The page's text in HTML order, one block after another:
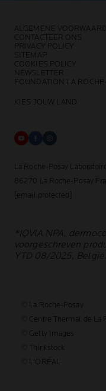
ALGEMENE
CONTACTEER ONS
PRIVACY POLICY
SITEMAP
COOKIES POLICY
NEWSLETTER
FOUNDATION LA
KIES JOUW LAND
La Roche-Posay
86270 La Roche-Posay
[email protected]
*IQVIA NPA,
voorgeschreven
YTD 08/2025, België.
© La Roche-Posay
© Centre Thermal de La
© Getty Images
© Thinkstock
© L'ORÉAL